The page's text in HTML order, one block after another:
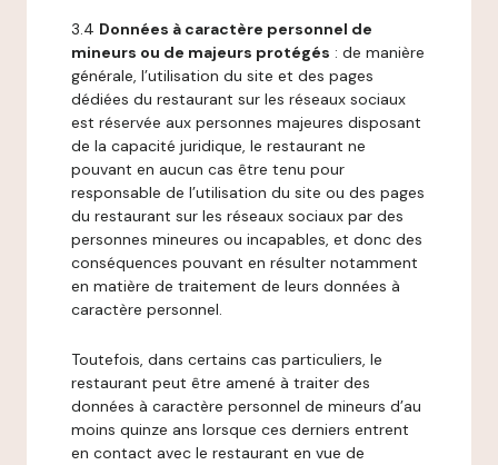
3.4 Données à caractère personnel de
mineurs ou de majeurs protégés : de manière
générale, l’utilisation du site et des pages
dédiées du restaurant sur les réseaux sociaux
est réservée aux personnes majeures disposant
de la capacité juridique, le restaurant ne
pouvant en aucun cas être tenu pour
responsable de l’utilisation du site ou des pages
du restaurant sur les réseaux sociaux par des
personnes mineures ou incapables, et donc des
conséquences pouvant en résulter notamment
en matière de traitement de leurs données à
caractère personnel.
Toutefois, dans certains cas particuliers, le
restaurant peut être amené à traiter des
données à caractère personnel de mineurs d’au
moins quinze ans lorsque ces derniers entrent
en contact avec le restaurant en vue de